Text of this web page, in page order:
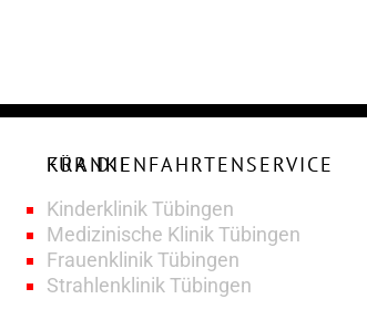
KRANKENFAHRTENSERVICE FÜR DIE
Kinderklinik Tübingen
Medizinische Klinik Tübingen
Frauenklinik Tübingen
Strahlenklinik Tübingen